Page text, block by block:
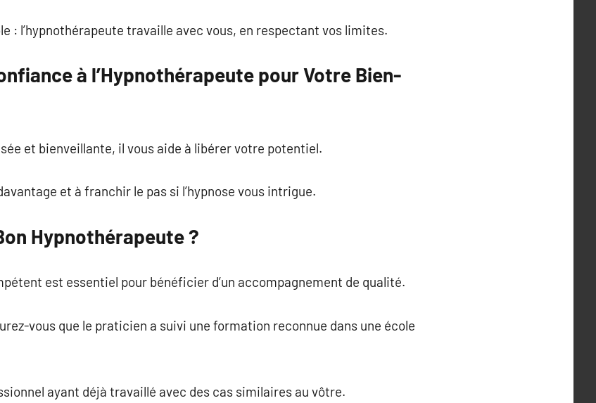
: l’hypnothérapeute travaille avec vous, en respectant vos limites.
à l’Hypnothérapeute pour Votre Bien-
et bienveillante, il vous aide à libérer votre potentiel.
et à franchir le pas si l’hypnose vous intrigue.
Hypnothérapeute ?
est essentiel pour bénéficier d’un accompagnement de qualité.
vous que le praticien a suivi une formation reconnue dans une école
ayant déjà travaillé avec des cas similaires au vôtre.